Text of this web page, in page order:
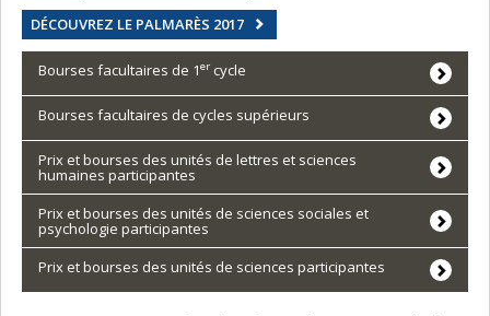
DÉCOUVREZ LE PALMARÈS 2017
Bourses facultaires de 1er cycle
Bourses facultaires de cycles supérieurs
Prix et bourses des unités de lettres et sciences
humaines participantes
Prix et bourses des unités de sciences sociales et
psychologie participantes
Prix et bourses des unités de sciences participantes